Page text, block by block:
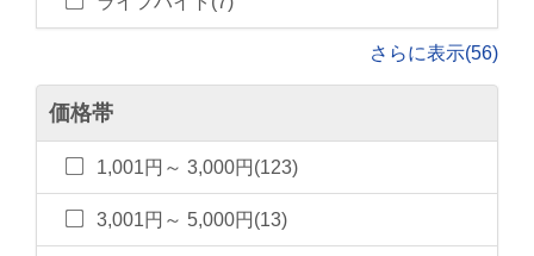
さらに表示(56)
価格帯
1,001円～ 3,000円(123)
3,001円～ 5,000円(13)